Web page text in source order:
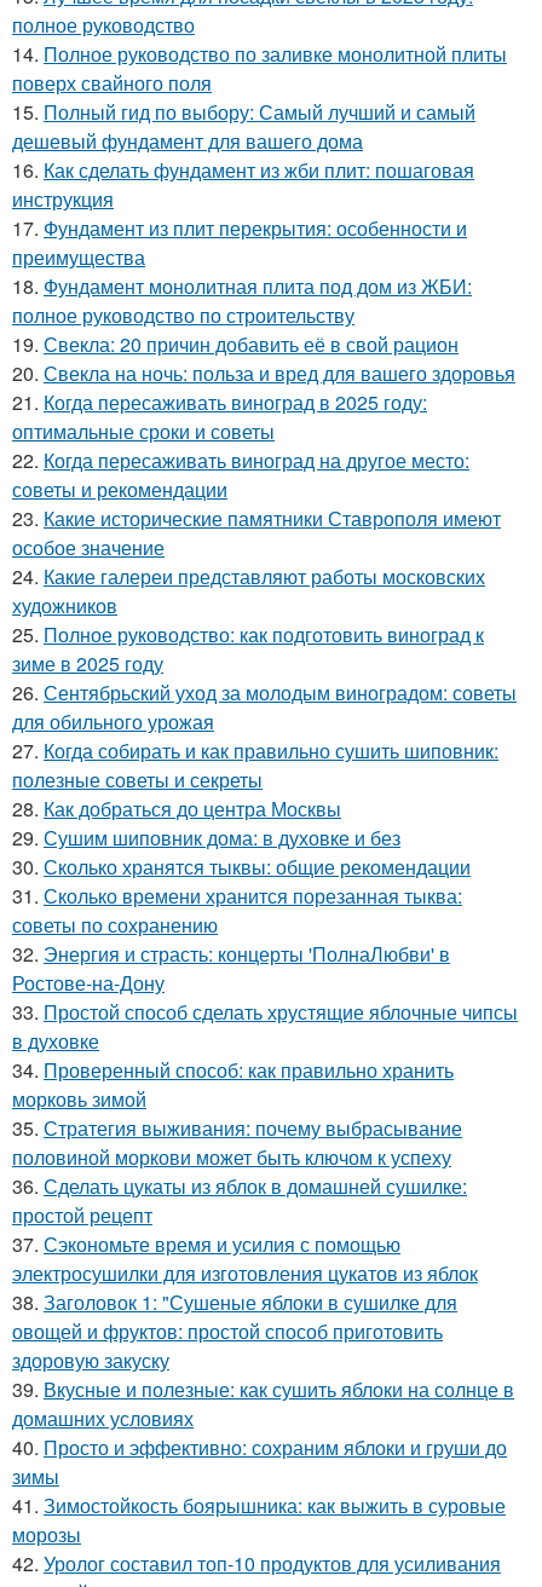
полное руководство
14. Полное руководство по заливке монолитной плиты
поверх свайного поля
15. Полный гид по выбору: Самый лучший и самый
дешевый фундамент для вашего дома
16. Как сделать фундамент из жби плит: пошаговая
инструкция
17. Фундамент из плит перекрытия: особенности и
преимущества
18. Фундамент монолитная плита под дом из ЖБИ:
полное руководство по строительству
19. Свекла: 20 причин добавить её в свой рацион
20. Свекла на ночь: польза и вред для вашего здоровья
21. Когда пересаживать виноград в 2025 году:
оптимальные сроки и советы
22. Когда пересаживать виноград на другое место:
советы и рекомендации
23. Какие исторические памятники Ставрополя имеют
особое значение
24. Какие галереи представляют работы московских
художников
25. Полное руководство: как подготовить виноград к
зиме в 2025 году
26. Сентябрьский уход за молодым виноградом: советы
для обильного урожая
27. Когда собирать и как правильно сушить шиповник:
полезные советы и секреты
28. Как добраться до центра Москвы
29. Сушим шиповник дома: в духовке и без
30. Сколько хранятся тыквы: общие рекомендации
31. Сколько времени хранится порезанная тыква:
советы по сохранению
32. Энергия и страсть: концерты 'ПолнаЛюбви' в
Ростове-на-Дону
33. Простой способ сделать хрустящие яблочные чипсы
в духовке
34. Проверенный способ: как правильно хранить
морковь зимой
35. Стратегия выживания: почему выбрасывание
половиной моркови может быть ключом к успеху
36. Сделать цукаты из яблок в домашней сушилке:
простой рецепт
37. Сэкономьте время и усилия с помощью
электросушилки для изготовления цукатов из яблок
38. Заголовок 1: "Сушеные яблоки в сушилке для
овощей и фруктов: простой способ приготовить
здоровую закуску
39. Вкусные и полезные: как сушить яблоки на солнце в
домашних условиях
40. Просто и эффективно: сохраним яблоки и груши до
зимы
41. Зимостойкость боярышника: как выжить в суровые
морозы
42. Уролог составил топ-10 продуктов для усиливания